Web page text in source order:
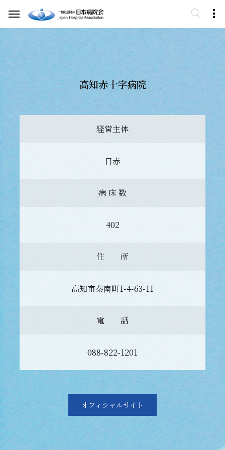
高知赤十字病院
経営主体
日赤
病 床 数
402
住 所
高知市秦南町1-4-63-11
電 話
088-822-1201
オフィシャルサイト